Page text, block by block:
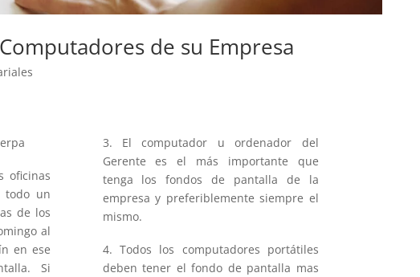
de su Empresa
oficinas
todo un
de los
al
en ese
Si
3. El computador u ordenador del
Gerente es el más importante que
tenga los fondos de pantalla de la
empresa y preferiblemente siempre el
mismo.
4. Todos los computadores portátiles
deben tener el fondo de pantalla mas